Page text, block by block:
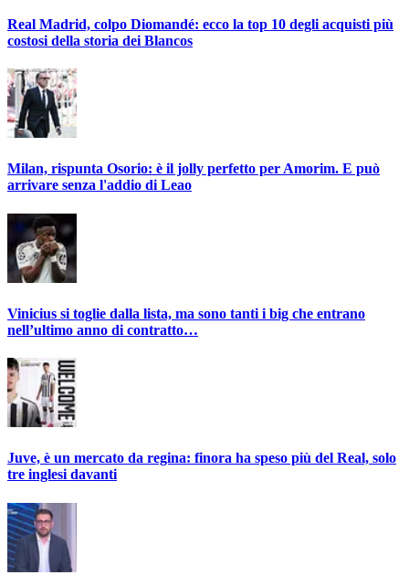
Real Madrid, colpo Diomandé: ecco la top 10 degli acquisti più
costosi della storia dei Blancos
Milan, rispunta Osorio: è il jolly perfetto per Amorim. E può
arrivare senza l'addio di Leao
Vinicius si toglie dalla lista, ma sono tanti i big che entrano
nell’ultimo anno di contratto…
Juve, è un mercato da regina: finora ha speso più del Real, solo
tre inglesi davanti